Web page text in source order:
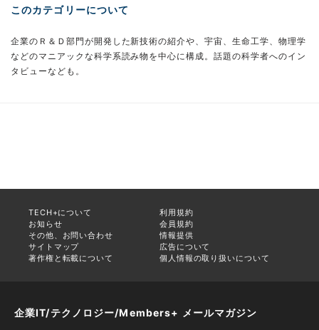
このカテゴリーについて
企業のＲ＆Ｄ部門が開発した新技術の紹介や、宇宙、生命工学、物理学
などのマニアックな科学系読み物を中心に構成。話題の科学者へのイン
タビューなども。
TECH+について
利用規約
お知らせ
会員規約
その他、お問い合わせ
情報提供
サイトマップ
広告について
著作権と転載について
個人情報の取り扱いについて
企業IT/テクノロジー/Members+ メールマガジン